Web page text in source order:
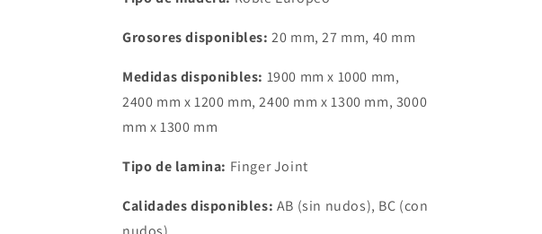
Grosores disponibles:20 mm, 27 mm, 40 mm
Medidas disponibles: 1900 mm x 1000 mm,
2400 mm x 1200 mm, 2400 mm x 1300 mm, 3000
mm x 1300 mm
Tipo de lamina: Finger Joint
Calidades disponibles: AB (sin nudos), BC (con